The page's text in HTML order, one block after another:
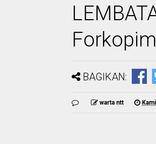
BAGIKAN:
warta ntt